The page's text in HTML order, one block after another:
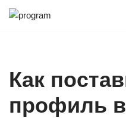
Как
профиль